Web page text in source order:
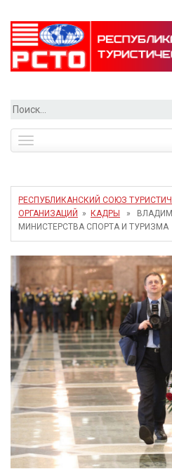
Найти:
РЕСПУБЛИКАНСКИЙ СОЮЗ
ОРГАНИЗАЦИЙ
» КАДРЫ
»
МИНИСТЕРСТВА СПОРТА И ТУРИЗМА